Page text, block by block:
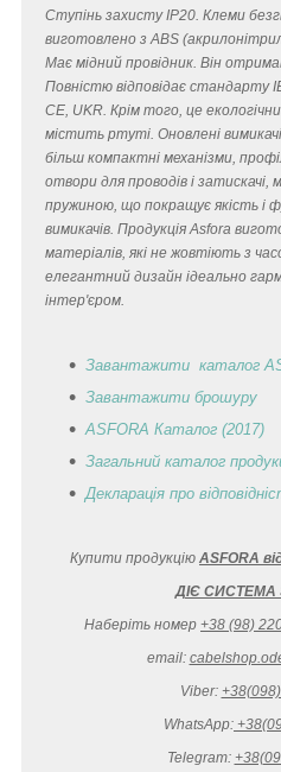
Ступінь захисту IP20. Клеми
виготовлено з ABS
Має мідний провідник. Він
Повністю відповідає стандарту
CE, UKR. Крім того, це
містить ртуті. Оновлені
більш компактні механізми,
отвори для проводів і
пружиною, що покращує якість і
вимикачів. Продукція Asfora
матеріалів, які не жовтіють з
елегантний дизайн ідеально
інтер'єром.
Завантажити каталог
Завантажити брошуру
ASFORA Каталог (2017)
Загальний каталог
Декларація про
Купити продукцію ASFORA
ДІЄ
Наберіть номер +38 (98)
email:
Viber:
WhatsApp:
Telegram: